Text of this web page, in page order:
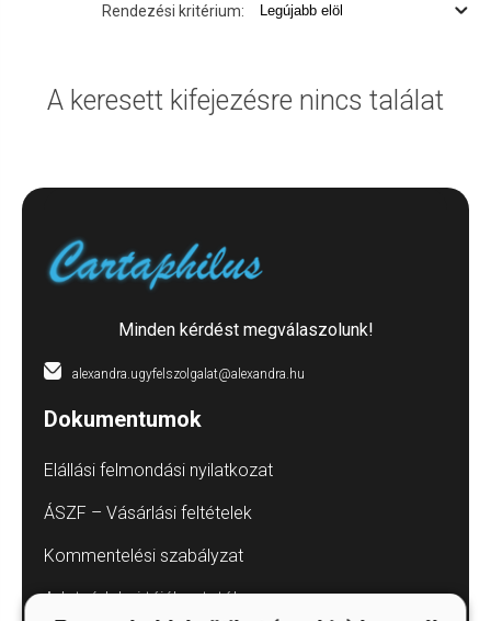
Rendezési kritérium:
A keresett kifejezésre nincs találat
Minden kérdést megválaszolunk!
alexandra.ugyfelszolgalat@alexandra.hu
Dokumentumok
Elállási felmondási nyilatkozat
ÁSZF – Vásárlási feltételek
Kommentelési szabályzat
Adatvédelmi tájékoztatók